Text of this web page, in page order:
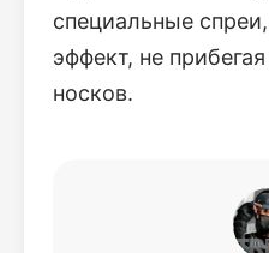
специальные
эффект, не
носков.